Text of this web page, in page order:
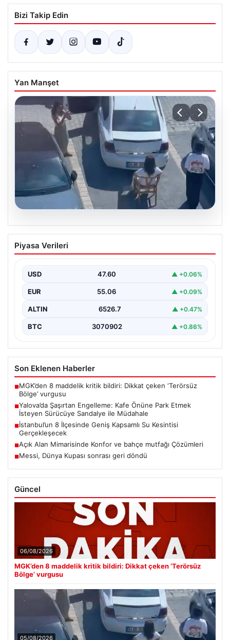
Bizi Takip Edin
Yan Manşet
05.08.2026
Yalova’da Şaşırtan Engelleme: Kafe
Önüne Park Etmek İsteyen Sürücüye
Yalova'da yaşanan sıra dışı bir olay, gündeme damgasını
Piyasa Verileri
USD 47.60 ▲ +0.06%
EUR 55.06 ▲ +0.09%
ALTIN 6526.7 ▲ +0.47%
BTC 3070902 ▲ +0.86%
Son Eklenen Haberler
■MGK’den 8 maddelik kritik bildiri: Dikkat çeken ‘Terörsüz
Bölge’ vurgusu
■Yalova’da Şaşırtan Engelleme: Kafe Önüne Park Etmek
İsteyen Sürücüye Sandalye ile Müdahale
■İstanbul’un 8 İlçesinde Geniş Kapsamlı Su Kesintisi
Gerçekleşecek
■Açık Alan Mimarisinde Konfor ve bahçe mutfağı Çözümleri
■Messi, Dünya Kupası sonrası geri döndü
Güncel
06/08/2026
MGK’den 8 maddelik kritik bildiri: Dikkat çeken ‘Terörsüz
Bölge’ vurgusu
05/08/2026